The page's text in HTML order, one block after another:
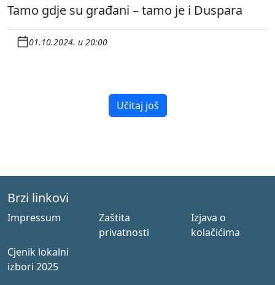
Tamo gdje su građani – tamo je i Duspara
01.10.2024. u 20:00
Učitaj još
Brzi linkovi
Impressum
Zaštita
privatnosti
Izjava o
kolačićima
Cjenik lokalni
izbori 2025